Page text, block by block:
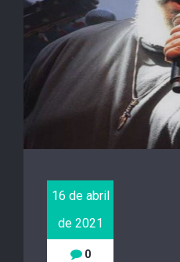
16 de abril
de 2021
0